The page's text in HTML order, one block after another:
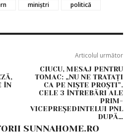
miniștri politică
ÎN
Articolul următor
CIUCU, MESAJ PENTRU
TOMAC: „NU NE TRATAȚI
CA PE NIȘTE PROȘTI”.
CELE 3 ÎNTREBĂRI ALE
PRIM-
VICEPREȘEDINTELUI PNL
DUPĂ…
SUNNAHOME.RO